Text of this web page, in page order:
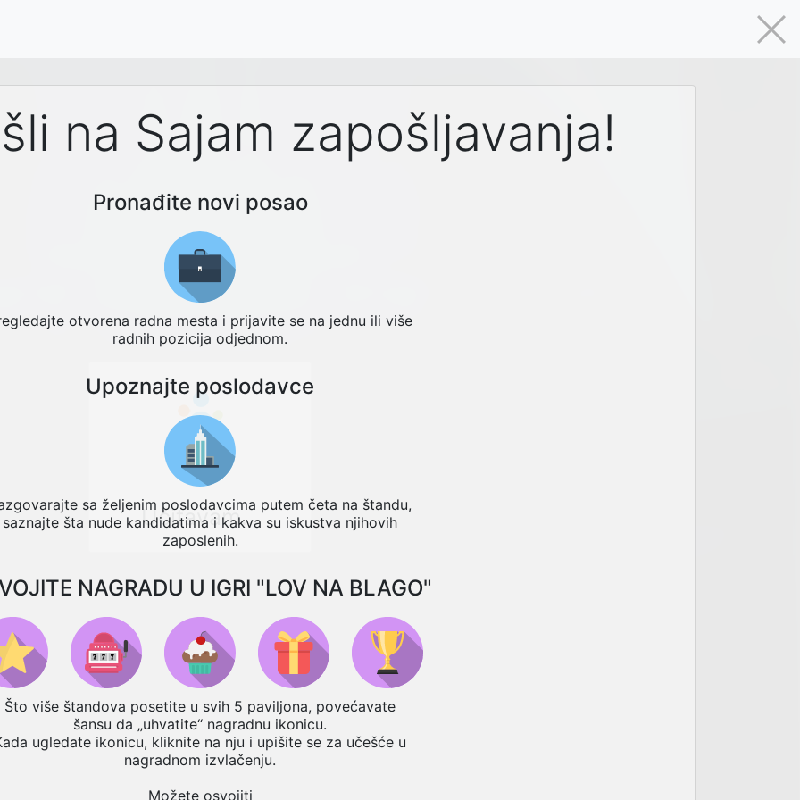
Učitavam...
na Sajam zapošljavanja!
Pronađite novi posao
otvorena radna mesta i prijavite se na jednu ili više
radnih pozicija odjednom.
Upoznajte poslodavce
sa željenim poslodavcima putem četa na štandu,
saznajte šta nude kandidatima i kakva su iskustva njihovih
zaposlenih.
NAGRADU U IGRI "LOV NA BLAGO"
Što više štandova posetite u svih 5 paviljona, povećavate
šansu da „uhvatite“ nagradnu ikonicu.
ugledate ikonicu, kliknite na nju i upišite se za učešće u
nagradnom izvlačenju.
Možete osvojiti